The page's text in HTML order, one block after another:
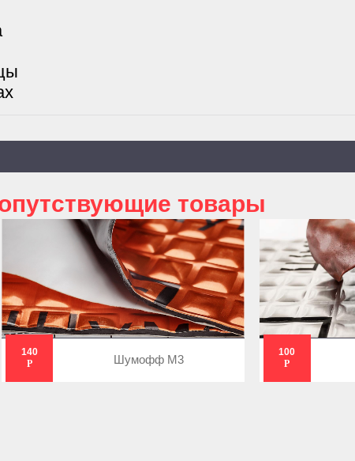
товары
140
Р
Шумофф М3
100
Р